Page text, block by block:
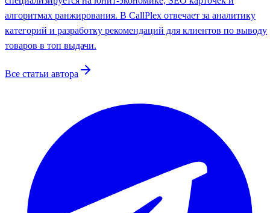
алгоритмах ранжирования. В CallPlex отвечает за аналитику
категорий и разработку рекомендаций для клиентов по выводу
товаров в топ выдачи.
Все статьи автора